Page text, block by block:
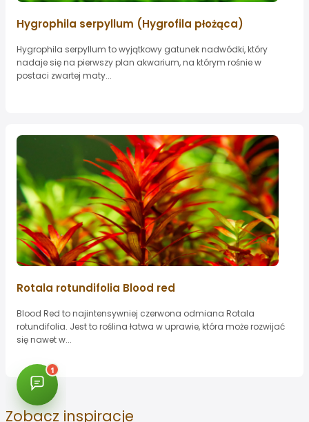
Hygrophila serpyllum (Hygrofila płożąca)
Hygrophila serpyllum to wyjątkowy gatunek nadwódki, który
nadaje się na pierwszy plan akwarium, na którym rośnie w
postaci zwartej maty...
Rotala rotundifolia Blood red
Blood Red to najintensywniej czerwona odmiana Rotala
rotundifolia. Jest to roślina łatwa w uprawie, która może rozwijać
się nawet w...
Zobacz inspiracje